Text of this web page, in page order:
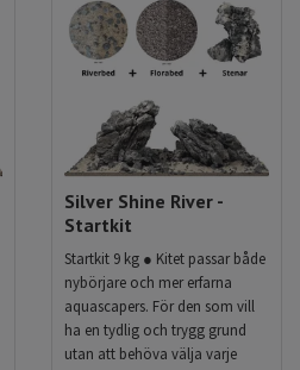
Silver Shine River -
Startkit
Startkit 9 kg ● Kitet passar både
nybörjare och mer erfarna
aquascapers. För den som vill
ha en tydlig och trygg grund
utan att behöva välja varje